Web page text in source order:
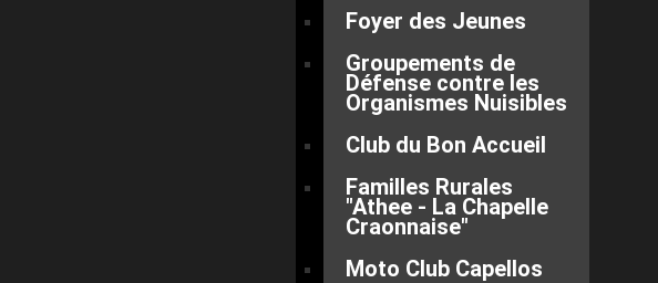
Foyer des Jeunes
Groupements de
Défense contre les
Organismes Nuisibles
Club du Bon Accueil
Familles Rurales
"Athee - La Chapelle
Craonnaise"
Moto Club Capellos